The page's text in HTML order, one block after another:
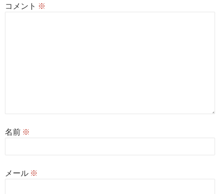
コメント ※
名前 ※
メール ※